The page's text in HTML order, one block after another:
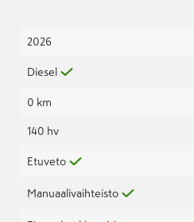
2026
Diesel
0 km
140 hv
Etuveto
Manuaalivaihteisto